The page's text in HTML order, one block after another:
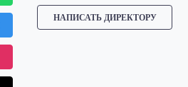
НАПИСАТЬ ДИРЕКТОРУ